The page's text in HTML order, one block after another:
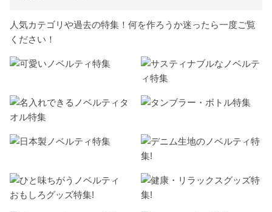
人気カテゴリや過去の特集！何を作ろうか迷ったら一度ご覧
ください！